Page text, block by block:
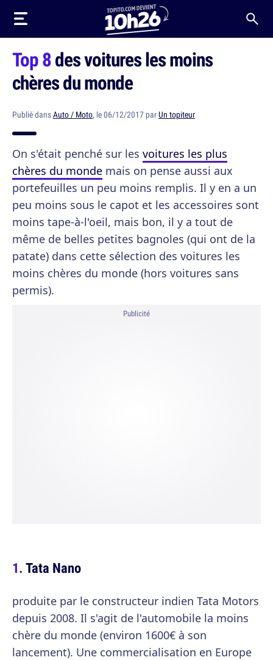
Top 8des voitures les moins
chères du monde
Publié dansAuto / Moto, le 06/12/2017 parUn topiteur
On s'était penché sur les voitures les plus
chères du monde mais on pense aussi aux
portefeuilles un peu moins remplis. Il y en a un
peu moins sous le capot et les accessoires sont
moins tape-à-l'oeil, mais bon, il y a tout de
même de belles petites bagnoles (qui ont de la
patate) dans cette sélection des voitures les
moins chères du monde (hors voitures sans
permis).
Publicité
Tata Nano
produite par le constructeur indien Tata Motors
depuis 2008. Il s'agit de l'automobile la moins
chère du monde (environ 1600€ à son
lancement). Une commercialisation en Europe